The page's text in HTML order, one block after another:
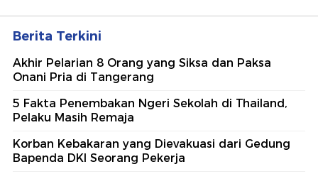
Berita Terkini
Akhir Pelarian 8 Orang yang Siksa dan Paksa
Onani Pria di Tangerang
5 Fakta Penembakan Ngeri Sekolah di Thailand,
Pelaku Masih Remaja
Korban Kebakaran yang Dievakuasi dari Gedung
Bapenda DKI Seorang Pekerja